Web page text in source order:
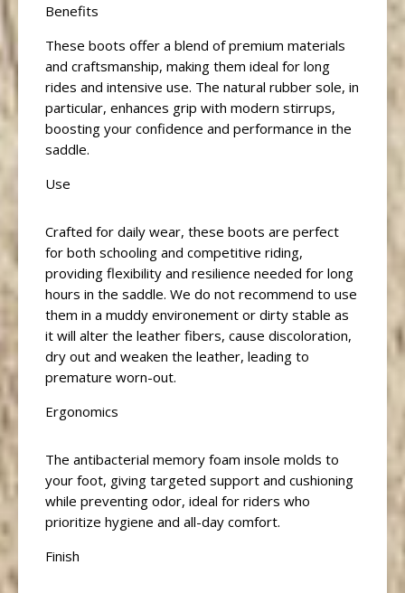
Benefits
These boots offer a blend of premium materials
and craftsmanship, making them ideal for long
rides and intensive use. The natural rubber sole, in
particular, enhances grip with modern stirrups,
boosting your confidence and performance in the
saddle.
Use
Crafted for daily wear, these boots are perfect
for both schooling and competitive riding,
providing flexibility and resilience needed for long
hours in the saddle. We do not recommend to use
them in a muddy environement or dirty stable as
it will alter the leather fibers, cause discoloration,
dry out and weaken the leather, leading to
premature worn-out.
Ergonomics
The antibacterial memory foam insole molds to
your foot, giving targeted support and cushioning
while preventing odor, ideal for riders who
prioritize hygiene and all-day comfort.
Finish